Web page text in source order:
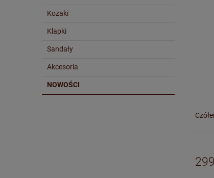
Kozaki
Klapki
Sandały
Akcesoria
NOWOŚCI